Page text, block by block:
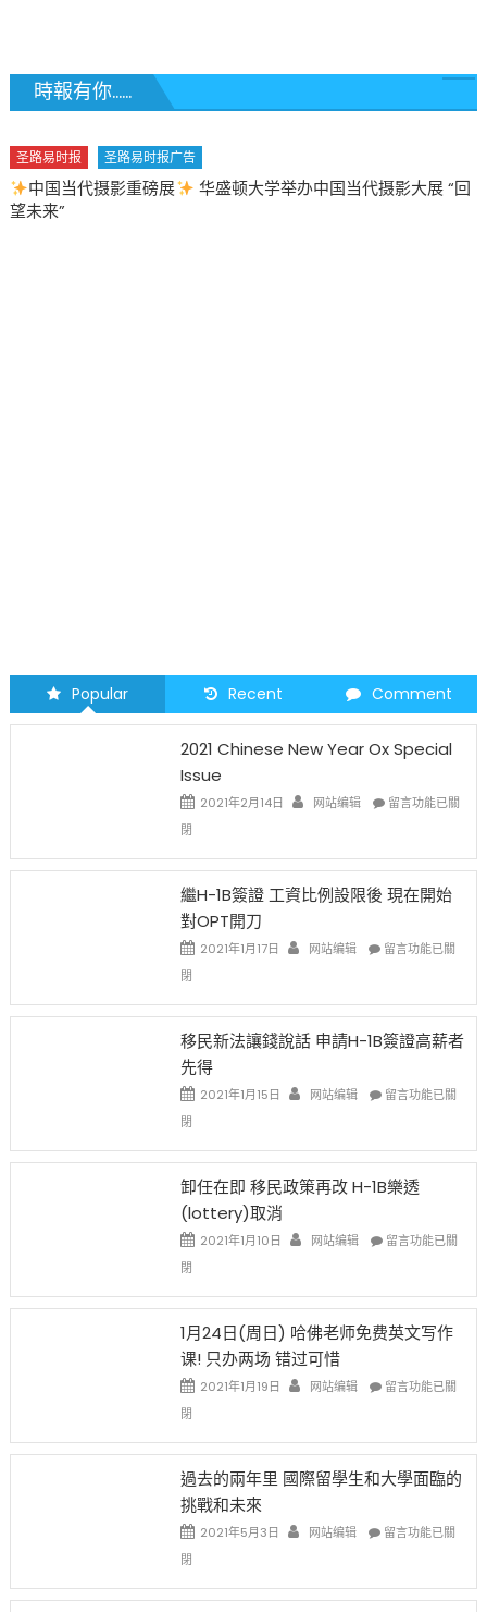
時報有你......
告
华盛顿大学举办中国当代摄影大展 “回
Popular Recent Comment
2021 Chinese New Year Ox Special
Issue
2021年2月14日 网站编辑
在
New
Ox
Issue〉
留言功能已關
閉
繼H-1B簽證 工資比例設限後 現在開始
對OPT開刀
2021年1月17日 网站编辑
在
1B
證
資
設
後
在
對
開
中
留言功能已關
閉
移民新法讓錢說話 申請H-1B簽證高薪者
先得
2021年1月15日 网站编辑
在
新
讓
說
請
1B
證
者
得〉
留言功能已關
閉
卸任在即 移民政策再改 H-1B樂透
(lottery)取消
2021年1月10日 网站编辑
在
在
移
政
改
1B
透
消〉
留言功能已關
閉
1月24日(周日) 哈佛老师免费英文写作
课! 只办两场 错过可惜
2021年1月19日 网站编辑
在
24
(周
哈
师
留言功能已關
閉
過去的兩年里 國際留學生和大學面臨的
挑戰和未來
2021年5月3日 网站编辑
在
的
留言功能已關
閉